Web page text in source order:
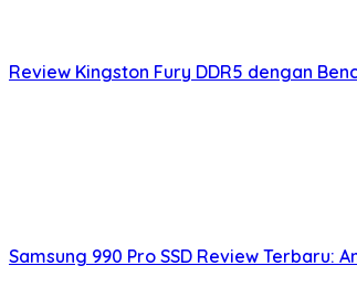
Review Kingston Fury DDR5 dengan
Samsung 990 Pro SSD Review Terbaru: